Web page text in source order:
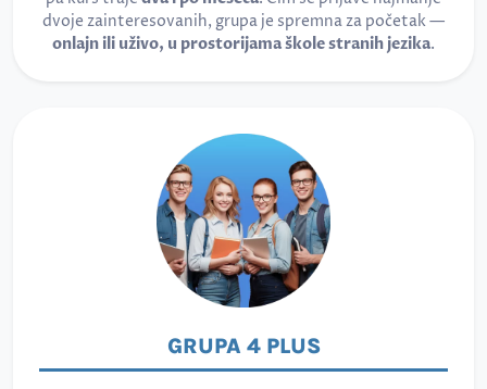
dvoje zainteresovanih, grupa je spremna za početak —
onlajn ili uživo, u prostorijama škole stranih jezika.
GRUPA 4 PLUS